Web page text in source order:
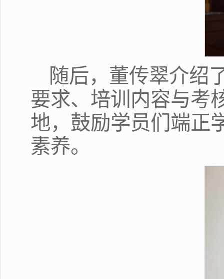
随后，董传翠介绍
要求、培训内容与考
地，鼓励学员们端正
素养。